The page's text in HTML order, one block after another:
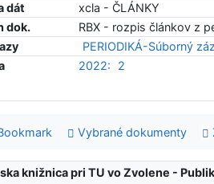
dát
xcla - ČLÁNKY
dok.
RBX - rozpis článkov z
PERIODIKÁ-Súborný
2022: 2
Vybrané dokumenty
knižnica pri TU vo Zvolene -